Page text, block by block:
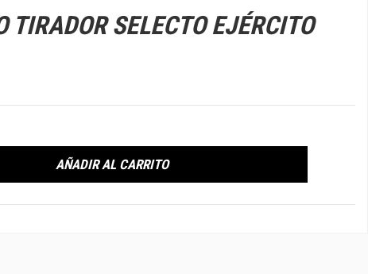
TIRADOR SELECTO EJÉRCITO
AÑADIR AL CARRITO